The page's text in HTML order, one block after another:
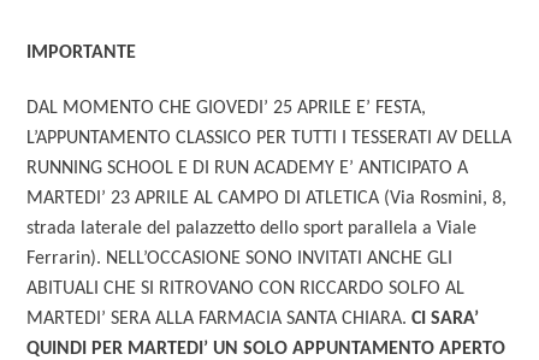
IMPORTANTE
DAL MOMENTO CHE GIOVEDI’ 25 APRILE E’ FESTA,
L’APPUNTAMENTO CLASSICO PER TUTTI I TESSERATI AV DELLA
RUNNING SCHOOL E DI RUN ACADEMY E’ ANTICIPATO A
MARTEDI’ 23 APRILE AL CAMPO DI ATLETICA (Via Rosmini, 8,
strada laterale del palazzetto dello sport parallela a Viale
Ferrarin). NELL’OCCASIONE SONO INVITATI ANCHE GLI
ABITUALI CHE SI RITROVANO CON RICCARDO SOLFO AL
MARTEDI’ SERA ALLA FARMACIA SANTA CHIARA.CI SARA’
QUINDI PER MARTEDI’ UN SOLO APPUNTAMENTO APERTO